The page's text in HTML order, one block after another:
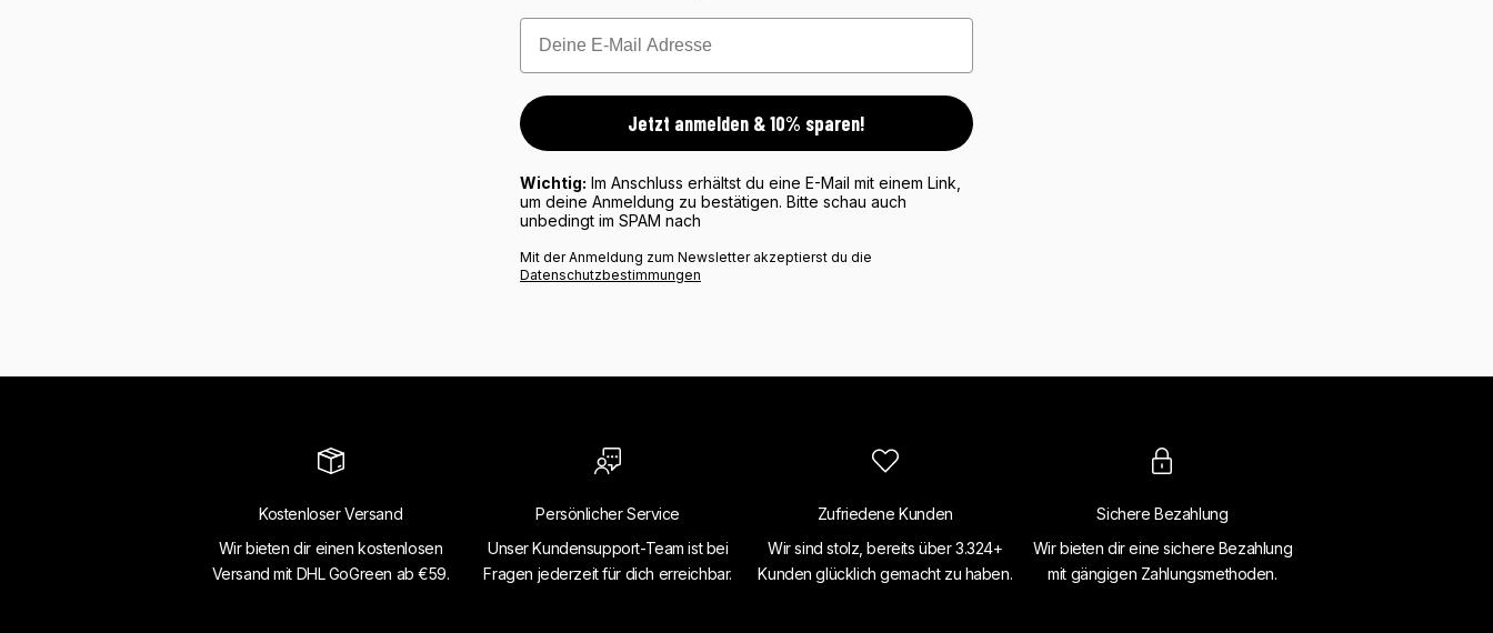
Email
Jetzt anmelden & 10% sparen!
Wichtig: Im Anschluss erhältst du eine E-Mail mit einem Link,
um deine Anmeldung zu bestätigen. Bitte schau auch
unbedingt im SPAM nach
Mit der Anmeldung zum Newsletter akzeptierst du die
Datenschutzbestimmungen
Kostenloser Versand
Wir bieten dir einen kostenlosen
Versand mit DHL GoGreen ab €59.
Persönlicher Service
Unser Kundensupport-Team ist bei
Fragen jederzeit für dich erreichbar.
Zufriedene Kunden
Wir sind stolz, bereits über 3.324+
Kunden glücklich gemacht zu haben.
Sichere Bezahlung
Wir bieten dir eine sichere Bezahlung
mit gängigen Zahlungsmethoden.